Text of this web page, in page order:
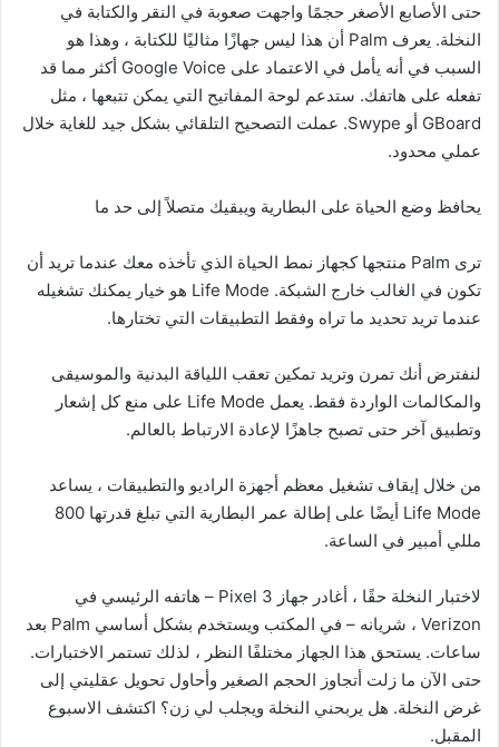
حتى الأصابع الأصغر حجمًا واجهت صعوبة في النقر والكتابة في
النخلة. يعرف Palm أن هذا ليس جهازًا مثاليًا للكتابة ، وهذا هو
السبب في أنه يأمل في الاعتماد على Google Voice أكثر مما قد
تفعله على هاتفك. ستدعم لوحة المفاتيح التي يمكن تتبعها ، مثل
GBoard أو Swype. عملت التصحيح التلقائي بشكل جيد للغاية خلال
عملي محدود.
يحافظ وضع الحياة على البطارية ويبقيك متصلاً إلى حد ما
ترى Palm منتجها كجهاز نمط الحياة الذي تأخذه معك عندما تريد أن
تكون في الغالب خارج الشبكة. Life Mode هو خيار يمكنك تشغيله
عندما تريد تحديد ما تراه وفقط التطبيقات التي تختارها.
لنفترض أنك تمرن وتريد تمكين تعقب اللياقة البدنية والموسيقى
والمكالمات الواردة فقط. يعمل Life Mode على منع كل إشعار
وتطبيق آخر حتى تصبح جاهزًا لإعادة الارتباط بالعالم.
من خلال إيقاف تشغيل معظم أجهزة الراديو والتطبيقات ، يساعد
Life Mode أيضًا على إطالة عمر البطارية التي تبلغ قدرتها 800
مللي أمبير في الساعة.
لاختبار النخلة حقًا ، أغادر جهاز Pixel 3 – هاتفه الرئيسي في
Verizon ، شريانه – في المكتب ويستخدم بشكل أساسي Palm بعد
ساعات. يستحق هذا الجهاز مختلفًا النظر ، لذلك تستمر الاختبارات.
حتى الآن ما زلت أتجاوز الحجم الصغير وأحاول تحويل عقليتي إلى
غرض النخلة. هل يربحني النخلة ويجلب لي زن؟ اكتشف الاسبوع
المقبل.